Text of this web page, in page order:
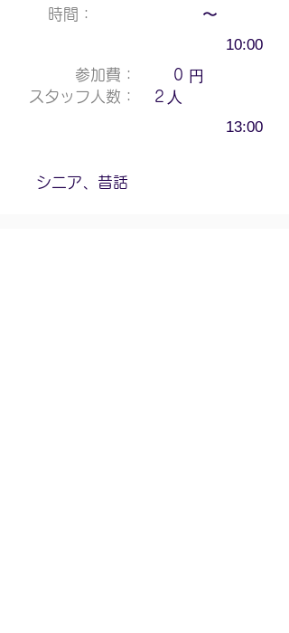
時間：
〜
10:00
参加費： 0 円
スタッフ人数： 2 人
13:00
シニア、昔話